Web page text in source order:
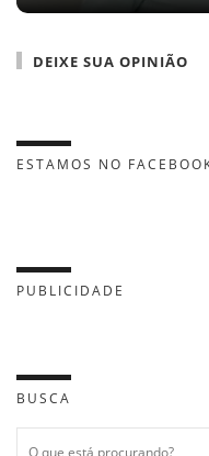
DEIXE SUA OPINIÃO
ESTAMOS NO
PUBLICIDADE
BUSCA